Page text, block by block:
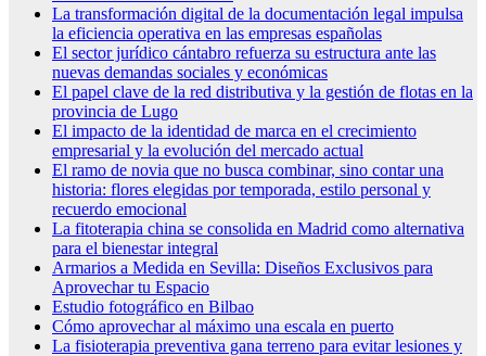
La transformación digital de la documentación legal impulsa
la eficiencia operativa en las empresas españolas
El sector jurídico cántabro refuerza su estructura ante las
nuevas demandas sociales y económicas
El papel clave de la red distributiva y la gestión de flotas en la
provincia de Lugo
El impacto de la identidad de marca en el crecimiento
empresarial y la evolución del mercado actual
El ramo de novia que no busca combinar, sino contar una
historia: flores elegidas por temporada, estilo personal y
recuerdo emocional
La fitoterapia china se consolida en Madrid como alternativa
para el bienestar integral
Armarios a Medida en Sevilla: Diseños Exclusivos para
Aprovechar tu Espacio
Estudio fotográfico en Bilbao
Cómo aprovechar al máximo una escala en puerto
La fisioterapia preventiva gana terreno para evitar lesiones y